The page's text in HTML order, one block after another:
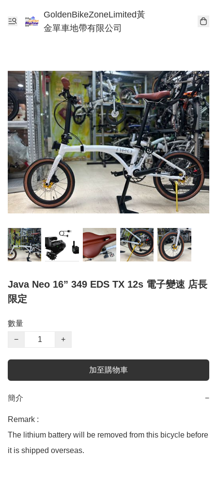
GoldenBikeZoneLimited黃
金單車地帶有限公司
Java Neo 16” 349 EDS TX 12s 電子變速 店長
限定
數量
−
+
加至購物車
簡介 −
Remark :
The lithium battery will be removed from this bicycle before
it is shipped overseas.